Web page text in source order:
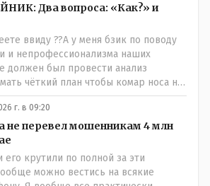
Два вопроса: «Как?» и
ввиду ??А у меня бзик по поводу
и непрофессионализма наших
должен был провести анализ
чёткий план чтобы комар носа не
спешили, а в аналитическом
из родственников сидит, либо
на Мальдивы уехал, либо всё
по вышеизложенным Вами
немного меняются по
временами, власти
населения, а это уже
г. в 09:20
не перевел мошенникам 4 млн
его крутили по полной за эти
можно вестись на всякие